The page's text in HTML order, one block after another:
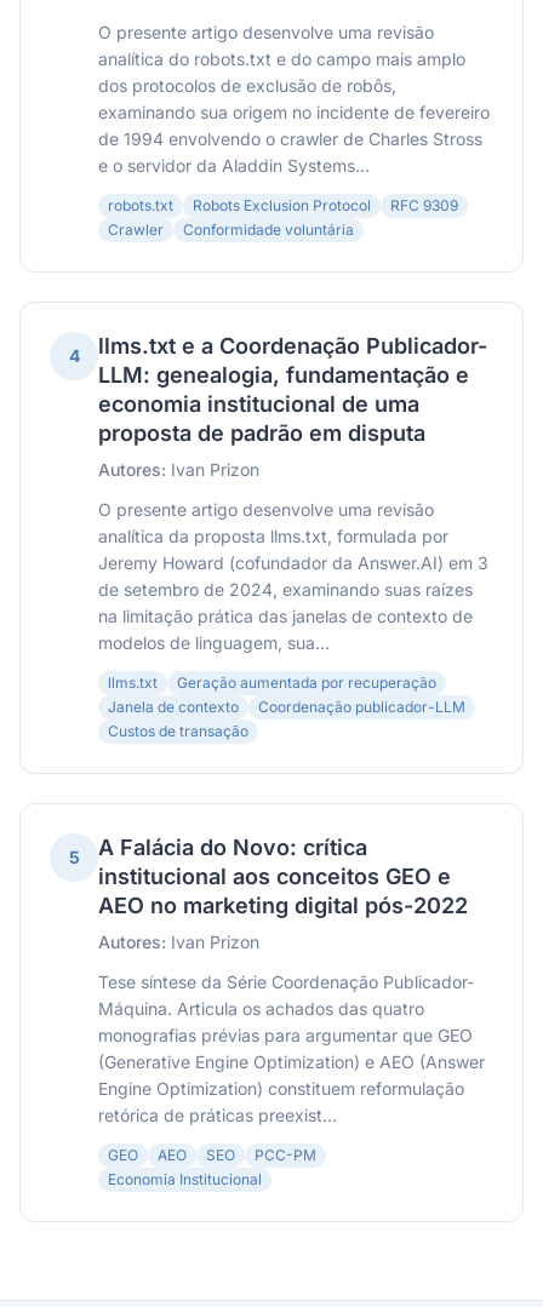
O presente artigo desenvolve uma revisão
analítica do robots.txt e do campo mais amplo
dos protocolos de exclusão de robôs,
examinando sua origem no incidente de fevereiro
de 1994 envolvendo o crawler de Charles Stross
e o servidor da Aladdin Systems...
robots.txt Robots Exclusion Protocol
RFC 9309
Crawler
Conformidade voluntária
4
llms.txt e a Coordenação Publicador-
LLM: genealogia, fundamentação e
economia institucional de uma
proposta de padrão em disputa
Autores: Ivan Prizon
O presente artigo desenvolve uma revisão
analítica da proposta llms.txt, formulada por
Jeremy Howard (cofundador da Answer.AI) em 3
de setembro de 2024, examinando suas raízes
na limitação prática das janelas de contexto de
modelos de linguagem, sua...
llms.txt
Geração aumentada por recuperação
Janela de contexto
Coordenação publicador-LLM
Custos de transação
5
A Falácia do Novo: crítica
institucional aos conceitos GEO e
AEO no marketing digital pós-2022
Autores: Ivan Prizon
Tese síntese da Série Coordenação Publicador-
Máquina. Articula os achados das quatro
monografias prévias para argumentar que GEO
(Generative Engine Optimization) e AEO (Answer
Engine Optimization) constituem reformulação
retórica de práticas preexist...
GEO AEO SEO
PCC-PM
Economia Institucional